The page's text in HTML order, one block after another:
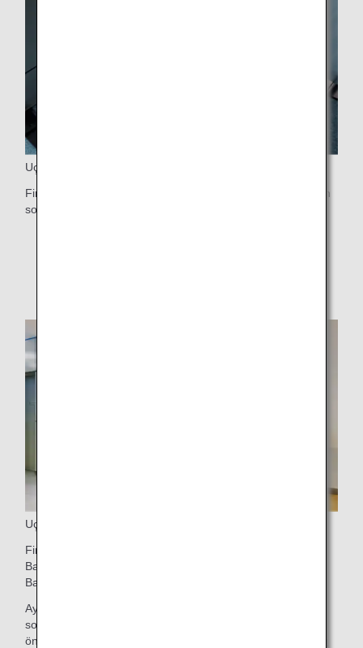
Uçağa Öncelikli Biniş
First Class yolcuları, özel desteğe ihtiyaç duyan yolculardan
sonra öncelikli biniş hakkına sahiptir.
Uçaktan İniş
First Class yolcuları uçaktan öncelikli iniş hakkına sahiptir.
Bagajınız varsa öncelik verilen bagajınızın hemen geleceği
Bagaj Alım bölümüne geçin.
Ayrıca, Narita Havaalanı'na inen First Class yolcular da
sonraki yerel uçuşlarından ya da havaalanını terk etmeden
önce ANA Varış Lounge'unda dinlenebilir.